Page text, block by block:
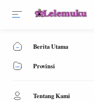
Berita Utama
Provinsi
Tentang Kami